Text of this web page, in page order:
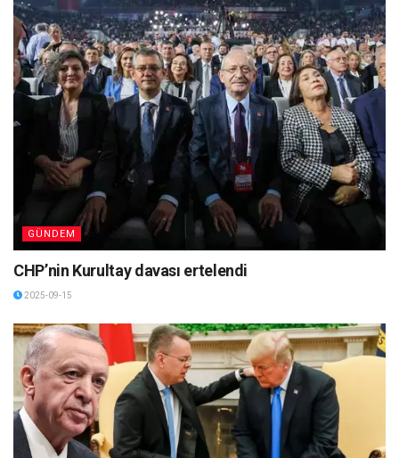
GÜNDEM
CHP’nin Kurultay davası ertelendi
2025-09-15